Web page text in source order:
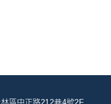
區中正路212巷4號2F